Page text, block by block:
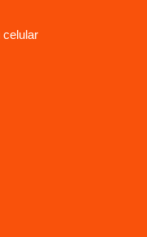
celular